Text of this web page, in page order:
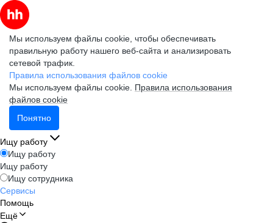
Мы используем файлы cookie, чтобы обеспечивать
правильную работу нашего веб-сайта и анализировать
сетевой трафик.
Правила использования файлов cookie
Мы используем файлы cookie. Правила использования
файлов cookie
Понятно
Ищу работу
Ищу работу
Ищу работу
Ищу сотрудника
Сервисы
Помощь
Ещё